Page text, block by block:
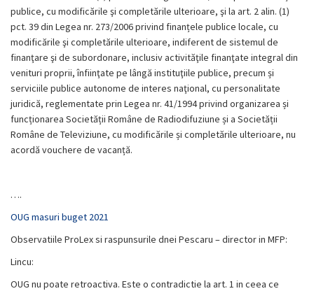
publice, cu modificările şi completările ulterioare, şi la art. 2 alin. (1)
pct. 39 din Legea nr. 273/2006 privind finanțele publice locale, cu
modificările şi completările ulterioare, indiferent de sistemul de
finanţare şi de subordonare, inclusiv activităţile finanţate integral din
venituri proprii, înfiinţate pe lângă instituţiile publice, precum și
serviciile publice autonome de interes naţional, cu personalitate
juridică, reglementate prin Legea nr. 41/1994 privind organizarea și
funcționarea Societății Române de Radiodifuziune și a Societății
Române de Televiziune, cu modificările și completările ulterioare, nu
acordă vouchere de vacanță.
….
OUG masuri buget 2021
Observatiile ProLex si raspunsurile dnei Pescaru – director in MFP:
Lincu:
OUG nu poate retroactiva. Este o contradictie la art. 1 in ceea ce